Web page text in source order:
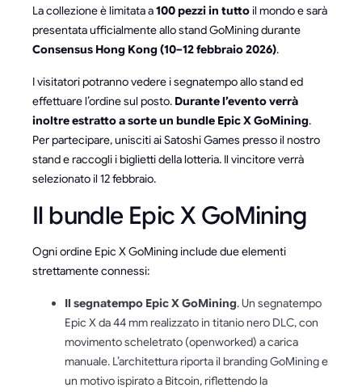
La collezione è limitata a100 pezzi in tuttoil mondo e sarà
presentata ufficialmente allo stand GoMining durante
Consensus Hong Kong (10–12 febbraio 2026).
I visitatori potranno vedere i segnatempo allo stand ed
effettuare l’ordine sul posto. Durante l’evento verrà
inoltre estratto a sorte un bundle Epic X GoMining.
Per partecipare, unisciti ai Satoshi Games presso il nostro
stand e raccogli i biglietti della lotteria. Il vincitore verrà
selezionato il 12 febbraio.
Il bundle Epic X GoMining
Ogni ordine Epic X GoMining include due elementi
strettamente connessi:
Il segnatempo Epic X GoMining. Un segnatempo
Epic X da 44 mm realizzato in titanio nero DLC, con
movimento scheletrato (openworked) a carica
manuale. L’architettura riporta il branding GoMining e
un motivo ispirato a Bitcoin, riflettendo la